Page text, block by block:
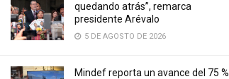
quedando atrás”, remarca
presidente Arévalo
5 DE AGOSTO DE 2026
Mindef reporta un avance del 75 %